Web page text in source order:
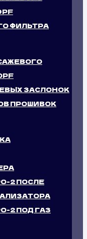
ФИЛЬТРА
ЗАСЛОНОК
ПРОШИВОК
2 ПОСЛЕ
2 ПОД ГАЗ